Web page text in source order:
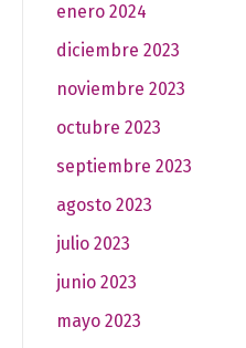
enero 2024
diciembre 2023
noviembre 2023
octubre 2023
septiembre 2023
agosto 2023
julio 2023
junio 2023
mayo 2023